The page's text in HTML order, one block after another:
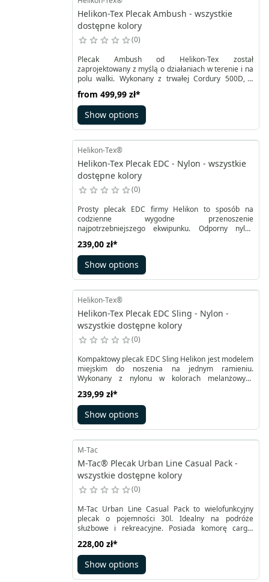
Helikon-Tex Plecak Ambush - wszystkie
dostępne kolory
0
Plecak Ambush od Helikon-Tex został
zaprojektowany z myślą o działaniach w terenie i na
polu walki. Wykonany z trwałej Cordury 500D, o
przenoszenia wody, racji żywnościowych, ciepłej
odzieży oraz sprzętu potrzebnego na kilkanaście
godzin akcji. Jest częścią modułowego systemu
Guardian, a w razie potrzeby można go używać jako
from 499,99 zł*
Show options
Helikon-Tex®
Helikon-Tex Plecak EDC - Nylon - wszystkie
dostępne kolory
0
Prosty plecak EDC firmy Helikon to sposób na
codzienne wygodne przenoszenie
najpotrzebniejszego ekwipunku. Odporny nylon
tworzy wytrzymałą dwukomorową konstrukcję.
Przestronny plecak Helikon EDC ma pojemność 21
litrów z możliwością rozszerzenia o opcjonalne
elementy dzięki pasom MOLLE/PALS na przodzie i po
239,00 zł*
Show options
Helikon-Tex®
Helikon-Tex Plecak EDC Sling - Nylon -
wszystkie dostępne kolory
0
Kompaktowy plecak EDC Sling Helikon jest modelem
miejskim do noszenia na jednym ramieniu.
Wykonany z nylonu w kolorach melanżowych
udostępnia niezbędną funkcjonalność dla właścicieli
broni. Wewnątrz znajduje się ukryta komora na
plecach z systemem szybkiego dostępu.
239,99 zł*
Show options
M-Tac
M-Tac® Plecak Urban Line Casual Pack -
wszystkie dostępne kolory
0
M-Tac Urban Line Casual Pack to wielofunkcyjny
plecak o pojemności 30l. Idealny na podróże
służbowe i rekreacyjne. Posiada komorę cargo,
chronić laptop (do 15,6 cali) przed przypadkowymi
uderzeniami i zadrapaniami, kieszeń na akcesoria
oraz małą komorę zapinaną na zamek błyskawiczny
w górnej kieszeni (na okulary).
228,00 zł*
Show options